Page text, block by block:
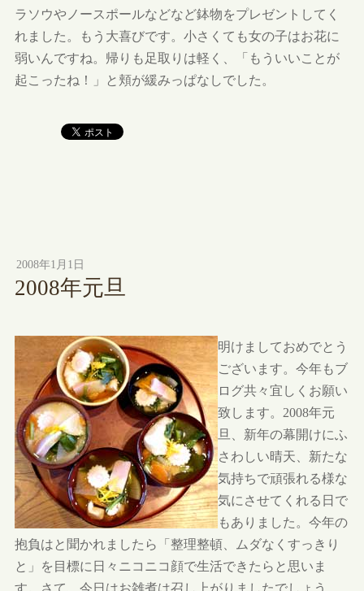
ラソウやノースポールなどなど鉢物をプレゼントしてく
れました。もう大喜びです。小さくても女の子はお花に
弱いんですね。帰りも足取りは軽く、「もういいことが
起こったね！」と頬が緩みっぱなしでした。
2008年1月1日
2008年元旦
明けましておめでとう
ございます。今年もブ
ログ共々宜しくお願い
致します。2008年元
旦、新年の幕開けにふ
さわしい晴天、新たな
気持ちで頑張れる様な
気にさせてくれる日で
もありました。今年の
抱負はと聞かれましたら「整理整頓、ムダなくすっきり
と」を目標に日々ニコニコ顔で生活できたらと思いま
す。さて、今日はお雑煮は召し上がりましたでしょう